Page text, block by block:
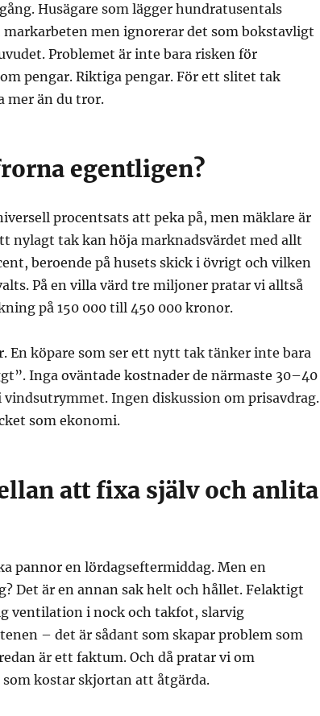
Husägare som lägger hundratusentals
men ignorerar det som bokstavligt
Problemet är inte bara risken för
pengar. Riktiga pengar. För ett slitet tak
mer än du tror.
egentligen?
procentsats att peka på, men mäklare är
nylagt tak kan höja marknadsvärdet med allt
beroende på husets skick i övrigt och vilken
På en villa värd tre miljoner pratar vi alltså
på 150 000 till 450 000 kronor.
En köpare som ser ett nytt tak tänker inte bara
Inga oväntade kostnader de närmaste 30–40
Ingen diskussion om prisavdrag.
som ekonomi.
att fixa själv och anlita
pannor en lördagseftermiddag. Men en
Det är en annan sak helt och hållet. Felaktigt
ventilation i nock och takfot, slarvig
– det är sådant som skapar problem som
är ett faktum. Och då pratar vi om
kostar skjortan att åtgärda.